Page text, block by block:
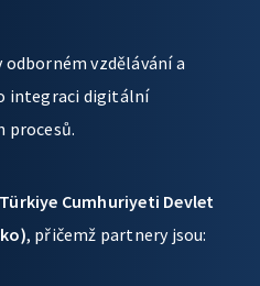
vzdělávání a
integraci digitální
procesů.
Türkiye Cumhuriyeti Devlet
, přičemž partnery jsou: